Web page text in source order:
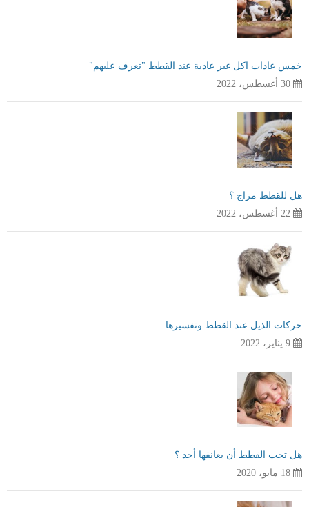
خمس عادات اكل غير عادية عند القطط "تعرف عليهم"
30 أغسطس، 2022
هل للقطط مزاج ؟
22 أغسطس، 2022
حركات الذيل عند القطط وتفسيرها
9 يناير، 2022
هل تحب القطط أن يعانقها أحد ؟
18 مايو، 2020